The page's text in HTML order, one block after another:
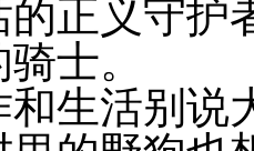
的正义守护
士。
和生活别说